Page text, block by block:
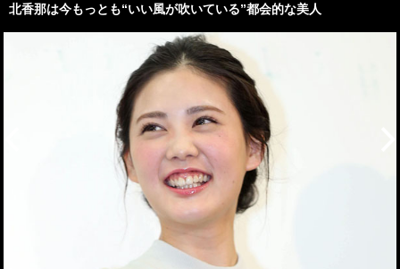
北香那は今もっとも“いい風が吹いている”都会的な美人